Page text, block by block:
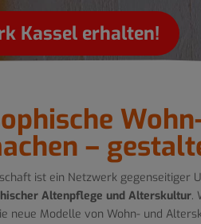
Kassel erhalten!
–
ist ein Netzwerk gegenseitiger
Altenpflege und Alterskultur.
neue Modelle von Wohn- und